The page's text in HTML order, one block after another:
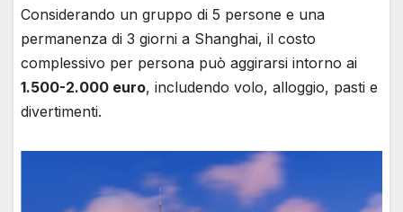
Considerando un gruppo di 5 persone e una
permanenza di 3 giorni a Shanghai, il costo
complessivo per persona può aggirarsi intorno ai
1.500-2.000 euro, includendo volo, alloggio, pasti e
divertimenti.